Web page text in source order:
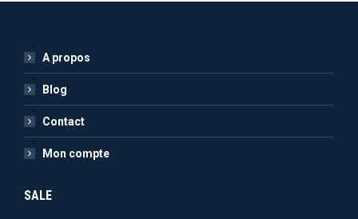
A propos
Blog
Contact
Mon compte
SALE